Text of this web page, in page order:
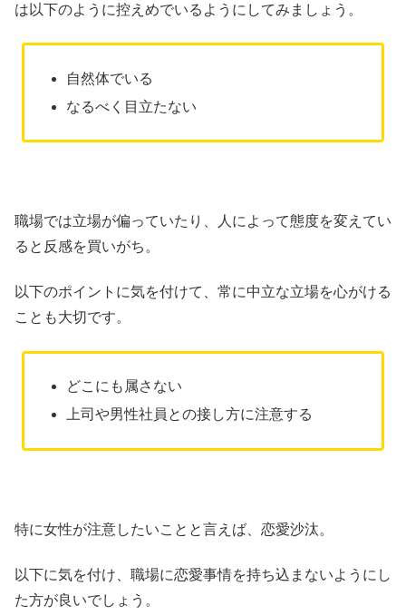
は以下のように控えめでいるようにしてみましょう。
自然体でいる
なるべく目立たない
職場では立場が偏っていたり、人によって態度を変えてい
ると反感を買いがち。
以下のポイントに気を付けて、常に中立な立場を心がける
ことも大切です。
どこにも属さない
上司や男性社員との接し方に注意する
特に女性が注意したいことと言えば、恋愛沙汰。
以下に気を付け、職場に恋愛事情を持ち込まないようにし
た方が良いでしょう。